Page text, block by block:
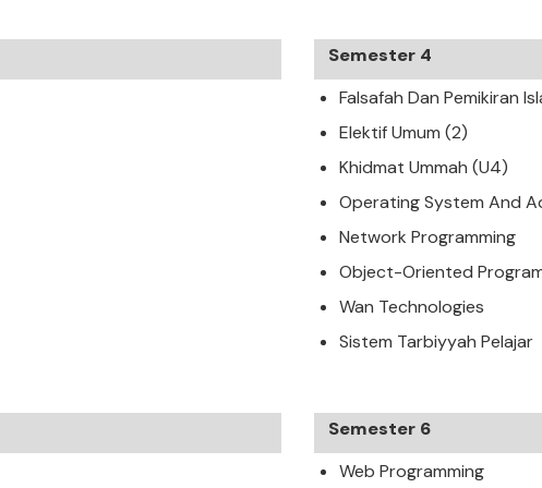
Semester 4
Falsafah Dan Pemikiran
Elektif Umum (2)
Khidmat Ummah (U4)
Operating System And
Network Programming
Object-Oriented
Wan Technologies
Sistem Tarbiyyah Pelajar
Semester 6
Web Programming